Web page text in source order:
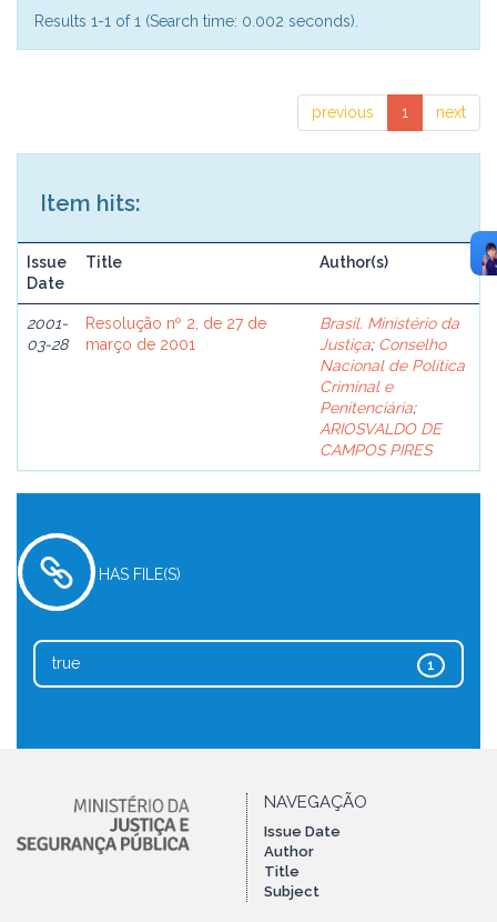
Results 1-1 of 1 (Search time: 0.002 seconds).
previous 1 next
Item hits:
Issue
Date
Title Author(s)
2001-
03-28
Resolução nº 2, de 27 de
março de 2001
Brasil. Ministério da
Justiça; Conselho
Nacional de Política
Criminal e
Penitenciária;
ARIOSVALDO DE
CAMPOS PIRES
HAS FILE(S)
1
true
NAVEGAÇÃO
Issue Date
Author
Title
Subject